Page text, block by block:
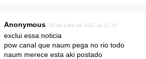
Anonymous 20 de julho de 2011 às 21:10
exclui essa noticia
pow canal que naum pega no rio todo
naum merece esta aki postado